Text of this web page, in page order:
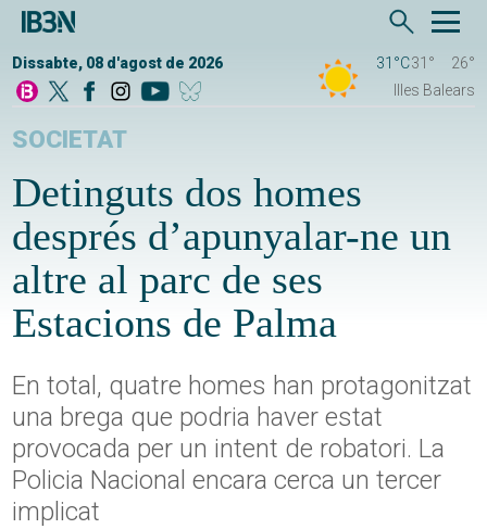
Dissabte, 08 d'agost de 2026 31°C31°
26°
Illes Balears
SOCIETAT
Detinguts dos homes
després d’apunyalar-ne un
altre al parc de ses
Estacions de Palma
En total, quatre homes han protagonitzat
una brega que podria haver estat
provocada per un intent de robatori. La
Policia Nacional encara cerca un tercer
implicat